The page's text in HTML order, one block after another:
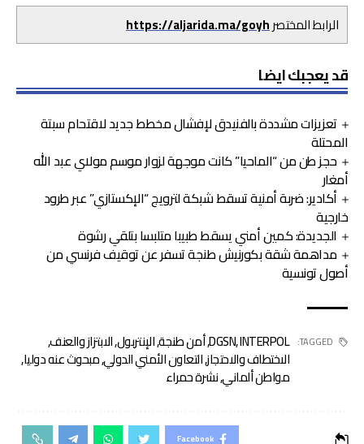
الرابط المختصرhttps://aljarida.ma/goyh
قد يعجبك ايضا
تعزيزات مشددة بالفنيدق لإفشال مخطط جديد لاقتحام سبتة
المحتلة
حجز طن من “الماحيا” كانت موجهة لزوار موسم مولاي عبد الله
أمغار
أكادير: ضربة أمنية تسقط شبكة لترويج “الإكستازي” عبر طرود
خارجية
الجديدة: كمين أمني يسقط طبيبا متلبسا بتلقي رشوة
مداهمة شقة بكورنيش طنجة تسفر عن توقيف فرنسي من
أصول تونسية
TAGGED:
DGSN,INTERPOL
,أمن طنجة,الإنتربول,الابتزاز والعنف,
الاختطاف والاحتجاز,التعاون الأمني الدولي,مبحوث عنه دوليا,
مواطن ألماني,نشرة حمراء
Facebook